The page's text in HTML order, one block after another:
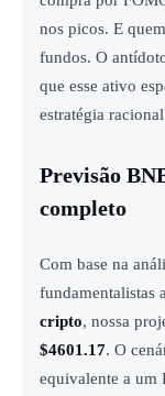
nos picos. E
fundos. O
que esse ativo
estratégia
Previsão
completo
Com base na
fundamentalistas
cripto, nossa
$4601.17. O
equivalente a um